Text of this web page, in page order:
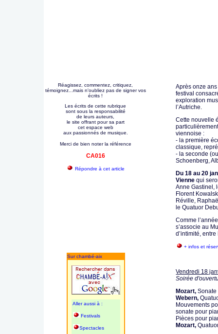
Réagissez, commentez, critiquez,
témoignez...mais n'oubliez pas de signer vos
écrits !
Les écrits de cette rubrique
sont sous la responsabilité
de leurs auteurs,
le site offrant pour sa part
cet espace web
aux passionnés de musique.
Merci de bien noter la référence
CA016
Répondre à cet article
Sur chambé-aix
Aller aussi à :
Festivals
Spectacles
Après onze
festival
exploration
l’Autriche.
Cette nouvelle
viennoise :
- la première
classique,
- la seconde
Schoenberg,
Du 18 au 20
Vienne qui
Anne Gastinel,
Florent
Réville,
le Quatuor
Comme
s’associe au
d’intimité,
+ infos et
Vendredi 18
Soirée
Mozart, Sonate
Webern,
Mouvements
sonate pour
Pièces pour
Mozart,